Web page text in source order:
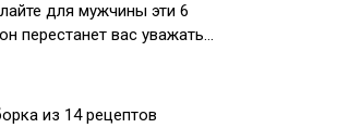
для мужчины эти 6
перестанет вас уважать…
из 14 рецептов